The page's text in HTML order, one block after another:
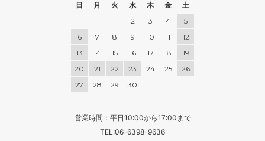
日
月 火 水 木 金
土
1
2 3 4
5
6
7 8 9 10 11
12
13
14 15 16 17 18
19
20
21 22 23 24 25
26
27
28 29 30
営業時間：平日10:00から17:00まで
TEL:06-6398-9636